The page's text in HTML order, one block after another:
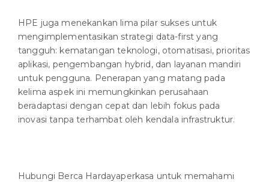
HPE juga menekankan lima pilar sukses untuk
mengimplementasikan strategi data-first yang
tangguh: kematangan teknologi, otomatisasi, prioritas
aplikasi, pengembangan hybrid, dan layanan mandiri
untuk pengguna. Penerapan yang matang pada
kelima aspek ini memungkinkan perusahaan
beradaptasi dengan cepat dan lebih fokus pada
inovasi tanpa terhambat oleh kendala infrastruktur.
Hubungi Berca Hardayaperkasa untuk memahami